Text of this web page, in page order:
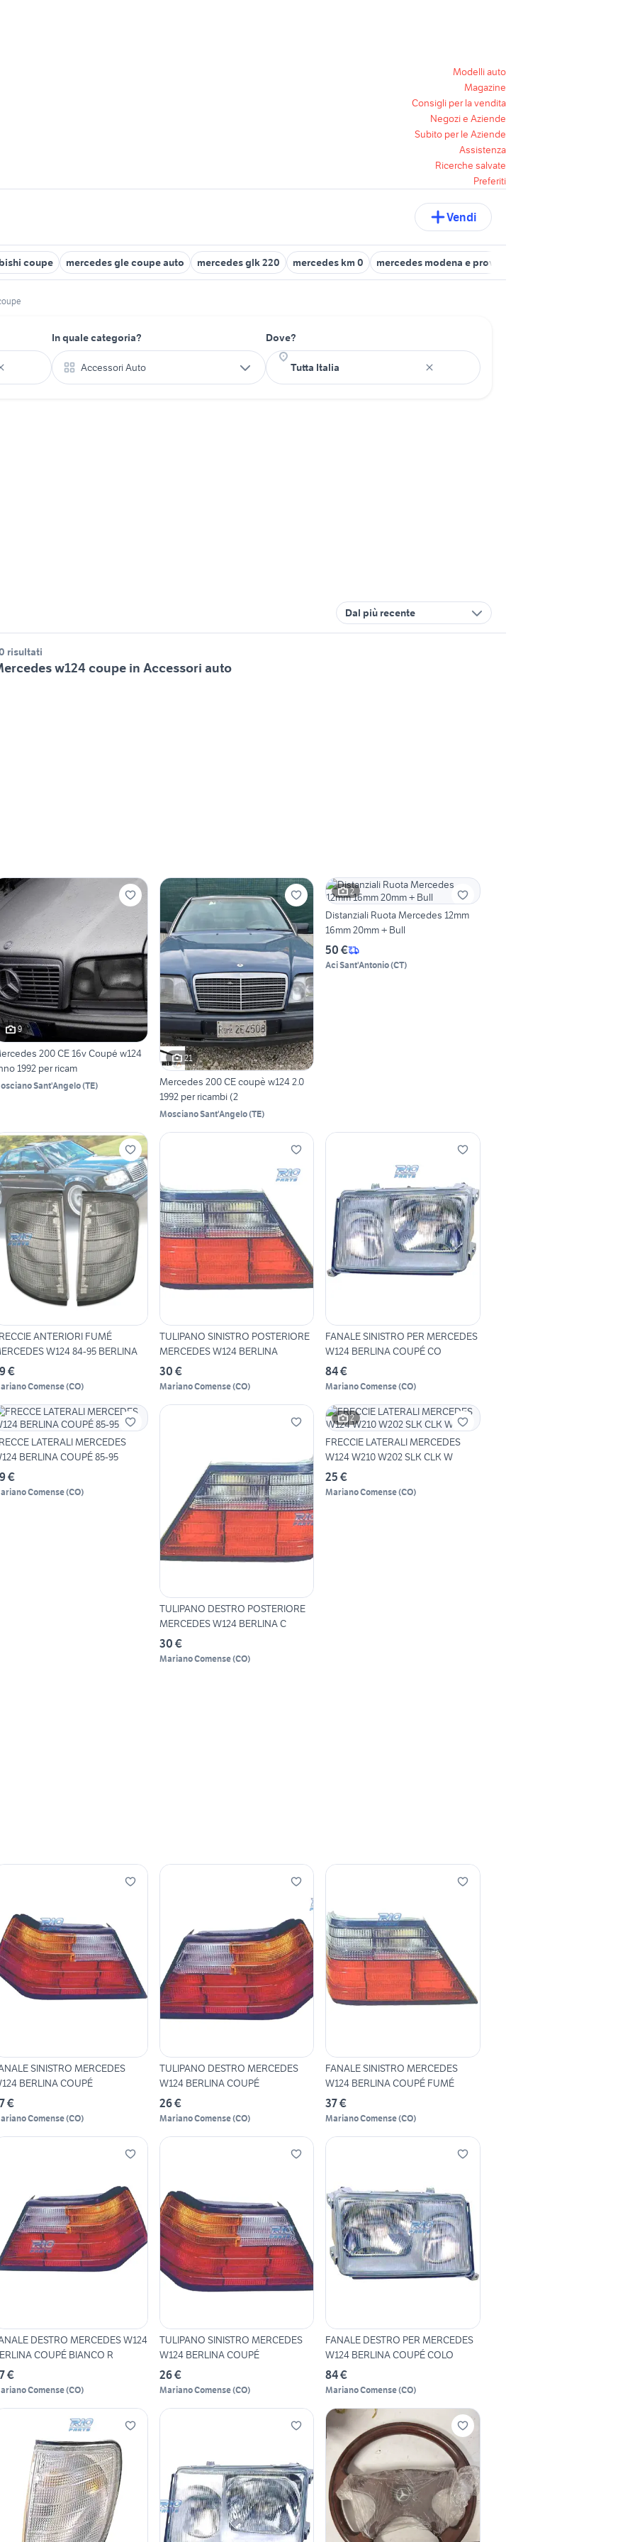
Modelli auto
Magazine
Consigli per la vendita
Negozi e Aziende
Subito per le Aziende
Assistenza
Ricerche salvate
Preferiti
Vendi
coupe mercedes gle coupe auto mercedes glk 220 mercedes km 0 mercedes modena e provincia
In quale categoria?
Accessori Auto
Dove?
Dal più recente
risultati
w124 coupe in Accessori auto
9
200 CE 16v Coupé w124
1992 per ricam
Sant'Angelo(TE)
21
Mercedes 200 CE coupè w124 2.0
1992 per ricambi (2
Mosciano Sant'Angelo(TE)
2
Distanziali Ruota Mercedes 12mm
16mm 20mm + Bull
50 €
Aci Sant'Antonio(CT)
ANTERIORI FUMÉ
W124 84-95 BERLINA
€
Comense(CO)
TULIPANO SINISTRO POSTERIORE
MERCEDES W124 BERLINA
30 €
Mariano Comense(CO)
FANALE SINISTRO PER MERCEDES
W124 BERLINA COUPÉ CO
84 €
Mariano Comense(CO)
LATERALI MERCEDES
BERLINA COUPÉ 85-95
€
Comense(CO)
TULIPANO DESTRO POSTERIORE
MERCEDES W124 BERLINA C
30 €
Mariano Comense(CO)
2
FRECCIE LATERALI MERCEDES
W124 W210 W202 SLK CLK W
25 €
Mariano Comense(CO)
SINISTRO MERCEDES
BERLINA COUPÉ
€
Comense(CO)
TULIPANO DESTRO MERCEDES
W124 BERLINA COUPÉ
26 €
Mariano Comense(CO)
FANALE SINISTRO MERCEDES
W124 BERLINA COUPÉ FUMÉ
37 €
Mariano Comense(CO)
DESTRO MERCEDES W124
COUPÉ BIANCO R
€
Comense(CO)
TULIPANO SINISTRO MERCEDES
W124 BERLINA COUPÉ
26 €
Mariano Comense(CO)
FANALE DESTRO PER MERCEDES
W124 BERLINA COUPÉ COLO
84 €
Mariano Comense(CO)